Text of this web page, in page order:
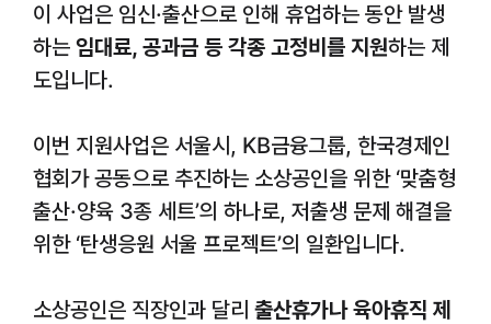
이 사업은 임신·출산으로 인해 휴업하는 동안 발생
하는 임대료, 공과금 등 각종 고정비를 지원하는 제
도입니다.
이번 지원사업은 서울시, KB금융그룹, 한국경제인
협회가 공동으로 추진하는 소상공인을 위한 ‘맞춤형
출산·양육 3종 세트’의 하나로, 저출생 문제 해결을
위한 ‘탄생응원 서울 프로젝트’의 일환입니다.
소상공인은 직장인과 달리 출산휴가나 육아휴직 제